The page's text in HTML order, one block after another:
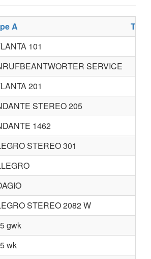
A
101
SERVICE
201
STEREO 205
1462
STEREO 301
STEREO 2082 W
gwk
wk